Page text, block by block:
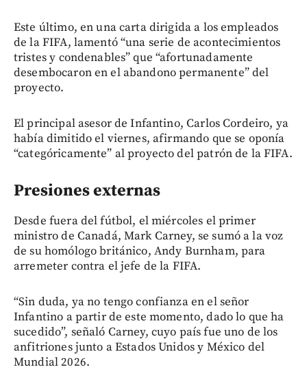
Este último, en una carta dirigida a los empleados
de la FIFA, lamentó “una serie de acontecimientos
tristes y condenables” que “afortunadamente
desembocaron en el abandono permanente” del
proyecto.
El principal asesor de Infantino, Carlos Cordeiro, ya
había dimitido el viernes, afirmando que se oponía
“categóricamente” al proyecto del patrón de la FIFA.
Presiones externas
Desde fuera del fútbol, el miércoles el primer
ministro de Canadá, Mark Carney, se sumó a la voz
de su homólogo británico, Andy Burnham, para
arremeter contra el jefe de la FIFA.
“Sin duda, ya no tengo confianza en el señor
Infantino a partir de este momento, dado lo que ha
sucedido”, señaló Carney, cuyo país fue uno de los
anfitriones junto a Estados Unidos y México del
Mundial 2026.